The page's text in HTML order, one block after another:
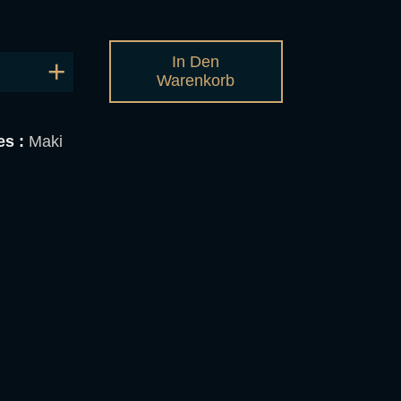
In Den
Warenkorb
: Maki